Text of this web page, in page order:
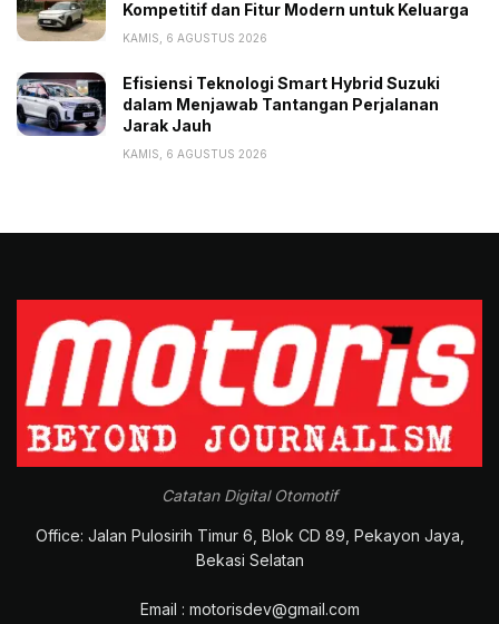
Kompetitif dan Fitur Modern untuk Keluarga
KAMIS, 6 AGUSTUS 2026
Efisiensi Teknologi Smart Hybrid Suzuki
dalam Menjawab Tantangan Perjalanan
Jarak Jauh
KAMIS, 6 AGUSTUS 2026
Catatan Digital Otomotif
Office: Jalan Pulosirih Timur 6, Blok CD 89, Pekayon Jaya,
Bekasi Selatan
Email : motorisdev@gmail.com